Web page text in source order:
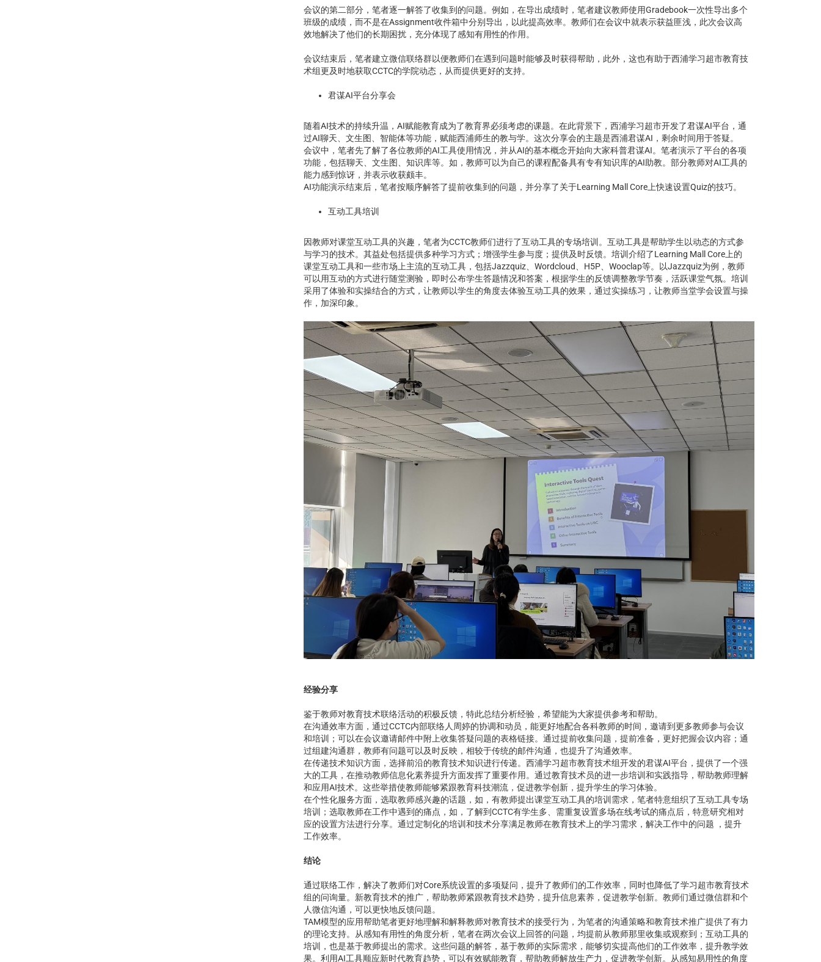
会议的第二部分，笔者逐一解答了收集到的问题。例如，在导出成绩时，笔者建议教师使用Gradebook一次性导出多个
班级的成绩，而不是在Assignment收件箱中分别导出，以此提高效率。教师们在会议中就表示获益匪浅，此次会议高
效地解决了他们的长期困扰，充分体现了感知有用性的作用。
会议结束后，笔者建立微信联络群以便教师们在遇到问题时能够及时获得帮助，此外，这也有助于西浦学习超市教育技
术组更及时地获取CCTC的学院动态，从而提供更好的支持。
君谋AI平台分享会
随着AI技术的持续升温，AI赋能教育成为了教育界必须考虑的课题。在此背景下，西浦学习超市开发了君谋AI平台，通
过AI聊天、文生图、智能体等功能，赋能西浦师生的教与学。这次分享会的主题是西浦君谋AI，剩余时间用于答疑。
会议中，笔者先了解了各位教师的AI工具使用情况，并从AI的基本概念开始向大家科普君谋AI。笔者演示了平台的各项
功能，包括聊天、文生图、知识库等。如，教师可以为自己的课程配备具有专有知识库的AI助教。部分教师对AI工具的
能力感到惊讶，并表示收获颇丰。
AI功能演示结束后，笔者按顺序解答了提前收集到的问题，并分享了关于Learning Mall Core上快速设置Quiz的技巧。
互动工具培训
因教师对课堂互动工具的兴趣，笔者为CCTC教师们进行了互动工具的专场培训。互动工具是帮助学生以动态的方式参
与学习的技术。其益处包括提供多种学习方式；增强学生参与度；提供及时反馈。培训介绍了Learning Mall Core上的
课堂互动工具和一些市场上主流的互动工具，包括Jazzquiz、Wordcloud、H5P、Wooclap等。以Jazzquiz为例，教师
可以用互动的方式进行随堂测验，即时公布学生答题情况和答案，根据学生的反馈调整教学节奏，活跃课堂气氛。培训
采用了体验和实操结合的方式，让教师以学生的角度去体验互动工具的效果，通过实操练习，让教师当堂学会设置与操
作，加深印象。
经验分享
鉴于教师对教育技术联络活动的积极反馈，特此总结分析经验，希望能为大家提供参考和帮助。
在沟通效率方面，通过CCTC内部联络人周婷的协调和动员，能更好地配合各科教师的时间，邀请到更多教师参与会议
和培训；可以在会议邀请邮件中附上收集答疑问题的表格链接。通过提前收集问题，提前准备，更好把握会议内容；通
过组建沟通群，教师有问题可以及时反映，相较于传统的邮件沟通，也提升了沟通效率。
在传递技术知识方面，选择前沿的教育技术知识进行传递。西浦学习超市教育技术组开发的君谋AI平台，提供了一个强
大的工具，在推动教师信息化素养提升方面发挥了重要作用。通过教育技术员的进一步培训和实践指导，帮助教师理解
和应用AI技术。这些举措使教师能够紧跟教育科技潮流，促进教学创新，提升学生的学习体验。
在个性化服务方面，选取教师感兴趣的话题，如，有教师提出课堂互动工具的培训需求，笔者特意组织了互动工具专场
培训；选取教师在工作中遇到的痛点，如，了解到CCTC有学生多、需重复设置多场在线考试的痛点后，特意研究相对
应的设置方法进行分享。通过定制化的培训和技术分享满足教师在教育技术上的学习需求，解决工作中的问题 ，提升
工作效率。
结论
通过联络工作，解决了教师们对Core系统设置的多项疑问，提升了教师们的工作效率，同时也降低了学习超市教育技术
组的问询量。新教育技术的推广，帮助教师紧跟教育技术趋势，提升信息素养，促进教学创新。教师们通过微信群和个
人微信沟通，可以更快地反馈问题。
TAM模型的应用帮助笔者更好地理解和解释教师对教育技术的接受行为，为笔者的沟通策略和教育技术推广提供了有力
的理论支持。从感知有用性的角度分析，笔者在两次会议上回答的问题，均提前从教师那里收集或观察到；互动工具的
培训，也是基于教师提出的需求。这些问题的解答，基于教师的实际需求，能够切实提高他们的工作效率，提升教学效
果。利用AI工具顺应新时代教育趋势，可以有效赋能教育，帮助教师解放生产力，促进教学创新。从感知易用性的角度